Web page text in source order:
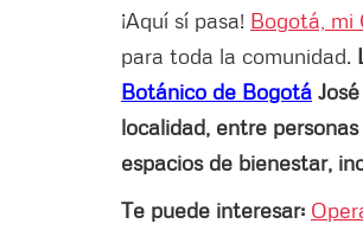
¡Aquí sí pasa! Bogotá, mi
para toda la comunidad.
Botánico de Bogotá
localidad, entre
espacios de bienestar,
Te puede interesar: